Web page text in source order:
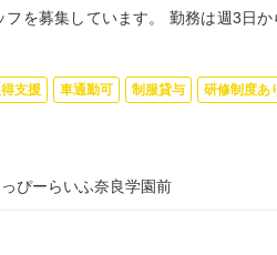
を募集しています。 勤務は週3日か
支援 車通勤可 制服貸与 研修制度あ
ぴーらいふ奈良学園前